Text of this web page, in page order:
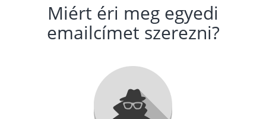
Miért éri meg egyedi
emailcímet szerezni?